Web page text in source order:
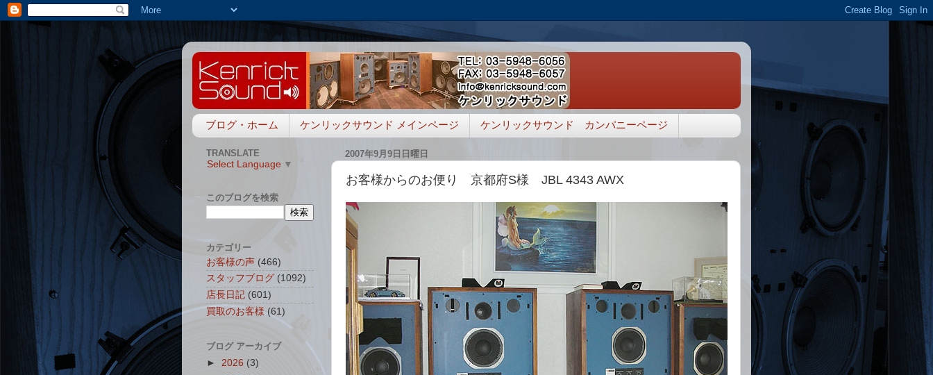
ブログ・ホーム ケンリックサウンド メインページ ケンリックサウンド カンパニーページ
2007年9月9日日曜日
お客様からのお便り 京都府S様 JBL 4343 AWX
TRANSLATE
Select Language ▼
このブログを検索
カテゴリー
お客様の声 (466)
スタッフブログ (1092)
店長日記 (601)
買取のお客様 (61)
ブログ アーカイブ
► 2026 (3)